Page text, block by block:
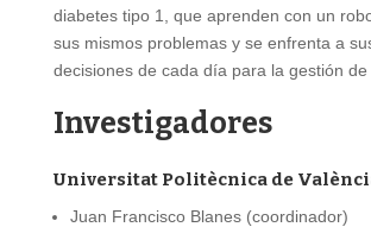
diabetes tipo 1, que aprenden con un
sus mismos problemas y se enfrenta a
decisiones de cada día para la gestión
Investigadores
Universitat Politècnica de
Juan Francisco Blanes (coordinador)